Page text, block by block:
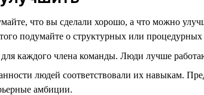
что вы сделали хорошо, а что можно
подумайте о структурных или
для каждого члена команды. Люди лучше
людей соответствовали их навыкам.
амбиции.